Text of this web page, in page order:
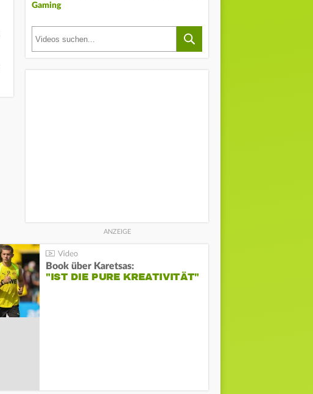
Gaming
Book über Karetsas:
"IST DIE PURE KREATIVITÄT"